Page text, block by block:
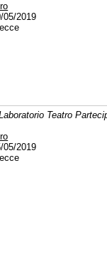
05/2019
Teatro
05/2019